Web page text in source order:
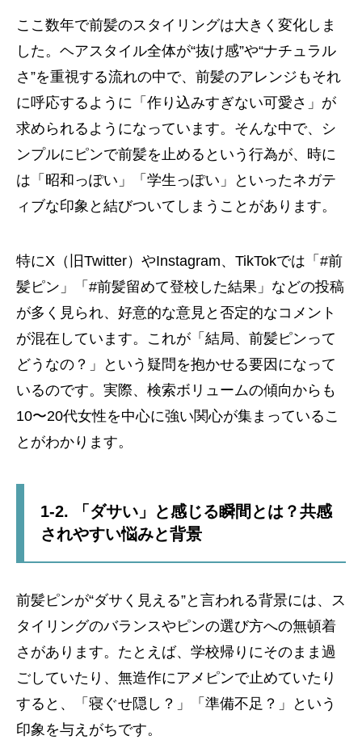
ここ数年で前髪のスタイリングは大きく変化しま
した。ヘアスタイル全体が“抜け感”や“ナチュラル
さ”を重視する流れの中で、前髪のアレンジもそれ
に呼応するように「作り込みすぎない可愛さ」が
求められるようになっています。そんな中で、シ
ンプルにピンで前髪を止めるという行為が、時に
は「昭和っぽい」「学生っぽい」といったネガテ
ィブな印象と結びついてしまうことがあります。
特にX（旧Twitter）やInstagram、TikTokでは「#前
髪ピン」「#前髪留めて登校した結果」などの投稿
が多く見られ、好意的な意見と否定的なコメント
が混在しています。これが「結局、前髪ピンって
どうなの？」という疑問を抱かせる要因になって
いるのです。実際、検索ボリュームの傾向からも
10〜20代女性を中心に強い関心が集まっているこ
とがわかります。
1-2. 「ダサい」と感じる瞬間とは？共感
されやすい悩みと背景
前髪ピンが“ダサく見える”と言われる背景には、ス
タイリングのバランスやピンの選び方への無頓着
さがあります。たとえば、学校帰りにそのまま過
ごしていたり、無造作にアメピンで止めていたり
すると、「寝ぐせ隠し？」「準備不足？」という
印象を与えがちです。